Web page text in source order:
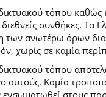
τόπου
διεθνείς συνθήκες.
ανωτέρω όρων
χωρίς σε καμία
τόπου
αυτούς. Καμία